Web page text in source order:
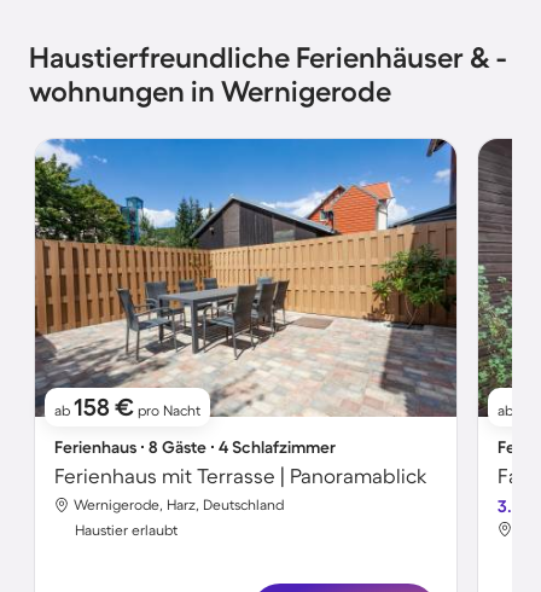
Haustierfreundliche Ferienhäuser & -
wohnungen in Wernigerode
ab 158 € pro Nacht
Ferienhaus ∙ 8 Gäste ∙ 4 Schlafzimmer
Ferienhaus mit Terrasse | Panoramablick
Wernigerode, Harz, Deutschland
Haustier erlaubt
ab
3.3